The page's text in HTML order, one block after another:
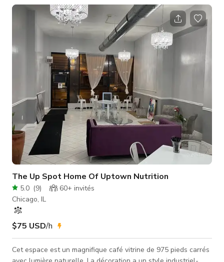
espaces beaux, professionnels et accessibles où tous, y
compris les fondateurs sous-représentés (en particulier les
entrepreneurs POC/femmes), peuvent travailler, se rencontrer
et grandir. Nous nous engageons à être présents de manière
constante
The Up Spot Home Of Uptown Nutrition
5.0 (9) 60+ invités
Chicago, IL
$75 USD/h
Cet espace est un magnifique café vitrine de 975 pieds carrés